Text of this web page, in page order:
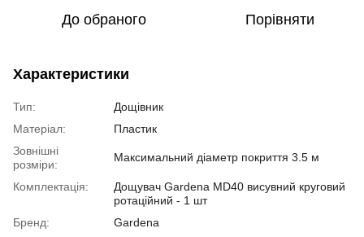
До обраного Порівняти
Характеристики
Тип:
Дощівник
Матеріал:
Пластик
Зовнішні
розміри:
Максимальний діаметр покриття 3.5 м
Комплектація:
Дощувач Gardena MD40 висувний круговий
ротаційний - 1 шт
Бренд:
Gardena